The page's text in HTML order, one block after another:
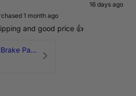
16 days ago
1 month ago
and good price 👍
DB15030XP - Brake Pads Xtreme Performance | Front Axle